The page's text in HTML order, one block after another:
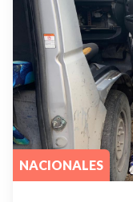
NACIONALES